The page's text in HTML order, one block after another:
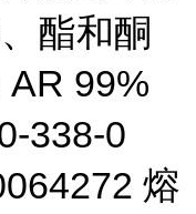
酯和酮
AR 99%
338-0
熔